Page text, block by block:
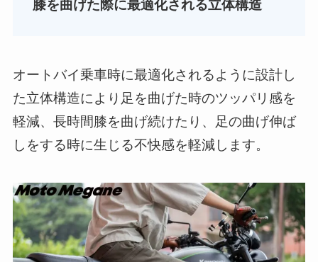
膝を曲げた際に最適化される立体構造
オートバイ乗車時に最適化されるように設計し
た立体構造により足を曲げた時のツッパリ感を
軽減、長時間膝を曲げ続けたり、足の曲げ伸ば
しをする時に生じる不快感を軽減します。